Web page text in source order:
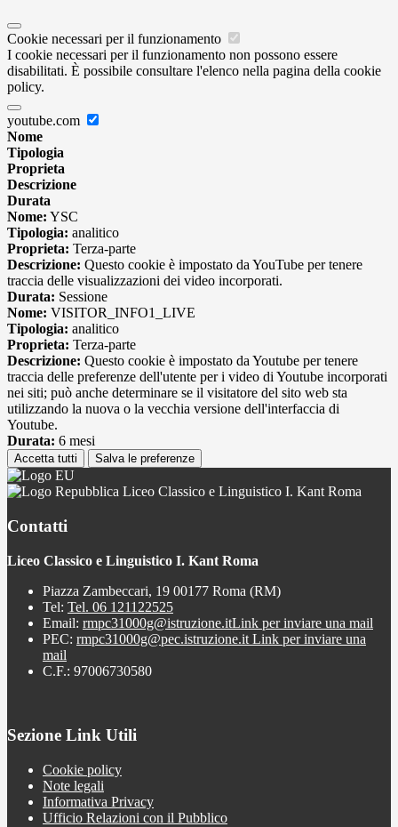
Cookie necessari per il funzionamento
I cookie necessari per il funzionamento non possono essere
disabilitati. È possibile consultare l'elenco nella pagina della cookie
policy.
youtube.com
Nome
Tipologia
Proprieta
Descrizione
Durata
Nome: YSC
Tipologia: analitico
Proprieta: Terza-parte
Descrizione: Questo cookie è impostato da YouTube per tenere
traccia delle visualizzazioni dei video incorporati.
Durata: Sessione
Nome: VISITOR_INFO1_LIVE
Tipologia: analitico
Proprieta: Terza-parte
Descrizione: Questo cookie è impostato da Youtube per tenere
traccia delle preferenze dell'utente per i video di Youtube incorporati
nei siti; può anche determinare se il visitatore del sito web sta
utilizzando la nuova o la vecchia versione dell'interfaccia di
Youtube.
Durata: 6 mesi
Accetta tutti Salva le preferenze
Liceo Classico e Linguistico I. Kant Roma
Contatti
Liceo Classico e Linguistico I. Kant Roma
Piazza Zambeccari, 19 00177 Roma (RM)
Tel: Tel. 06 121122525
Email: rmpc31000g@istruzione.itLink per inviare una mail
PEC: rmpc31000g@pec.istruzione.it Link per inviare una
mail
C.F.: 97006730580
Sezione Link Utili
Cookie policy
Note legali
Informativa Privacy
Ufficio Relazioni con il Pubblico